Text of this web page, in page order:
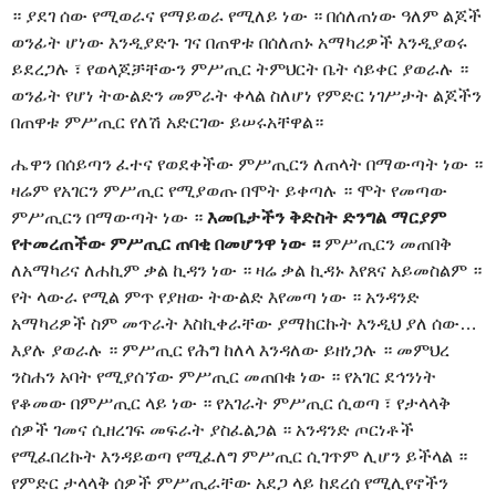
። ያደገ ሰው የሚወራና የማይወራ የሚለይ ነው ። በሰለጠነው ዓለም ልጆች
ወንፊት ሆነው እንዲያድጉ ገና በጠዋቱ በሰለጠኑ አማካሪዎች እንዲያወሩ
ይደረጋሉ ፣ የወላጆቻቸውን ምሥጢር ትምህርት ቤት ሳይቀር ያወራሉ ።
ወንፊት የሆነ ትውልድን መምራት ቀላል ስለሆነ የምድር ነገሥታት ልጆችን
በጠዋቱ ምሥጢር የለሽ አድርገው ይሠሩአቸዋል።
ሔዋን በሰይጣን ፈተና የወደቀችው ምሥጢርን ለጠላት በማውጣት ነው ።
ዛሬም የአገርን ምሥጢር የሚያወጡ በሞት ይቀጣሉ ። ሞት የመጣው
ምሥጢርን በማውጣት ነው ። እመቤታችን ቅድስት ድንግል ማርያም
የተመረጠችው ምሥጢር ጠባቂ በመሆንዋ ነው ።ምሥጢርን መጠበቅ
ለአማካሪና ለሐኪም ቃል ኪዳን ነው ። ዛሬ ቃል ኪዳኑ እየጸና አይመስልም ።
የት ላውራ የሚል ምጥ የያዘው ትውልድ እየመጣ ነው ። አንዳንድ
አማካሪዎች ስም መጥራት እስኪቀራቸው ያማከርኩት እንዲህ ያለ ሰው…
እያሉ ያወራሉ ። ምሥጢር የሕግ ከለላ እንዳለው ይዘነጋሉ ። መምህረ
ንስሐን አባት የሚያሰኘው ምሥጢር መጠበቁ ነው ። የአገር ደኅንነት
የቆመው በምሥጢር ላይ ነው ። የአገራት ምሥጢር ሲወጣ ፣ የታላላቅ
ሰዎች ገመና ሲዘረገፍ መፍራት ያስፈልጋል ። አንዳንድ ጦርነቶች
የሚፈበረኩት እንዳይወጣ የሚፈለግ ምሥጢር ሲገጥም ሊሆን ይችላል ።
የምድር ታላላቅ ሰዎች ምሥጢራቸው አደጋ ላይ ከደረሰ የሚሊየኖችን